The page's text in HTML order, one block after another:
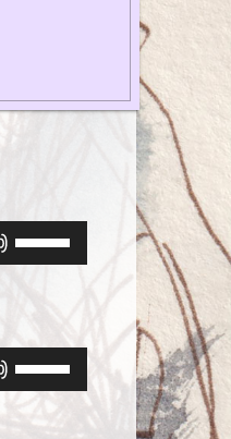
Lautstärke
zu
benutzen,
um